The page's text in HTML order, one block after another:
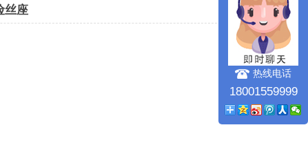
丝座
热线电话
18001559999